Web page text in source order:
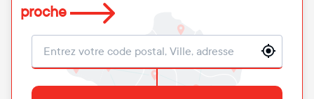
proche
Localisation